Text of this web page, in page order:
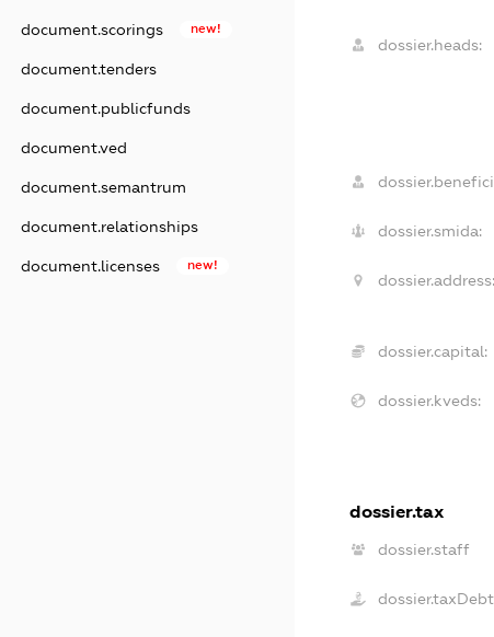
document.scorings new!
document.tenders
document.publicfunds
document.ved
document.semantrum
document.relationships
document.licenses new!
dossier.heads:
dossier.smida:
dossier.address:
dossier.capital:
dossier.kveds:
dossier.tax
dossier.staff
dossier.taxDebt